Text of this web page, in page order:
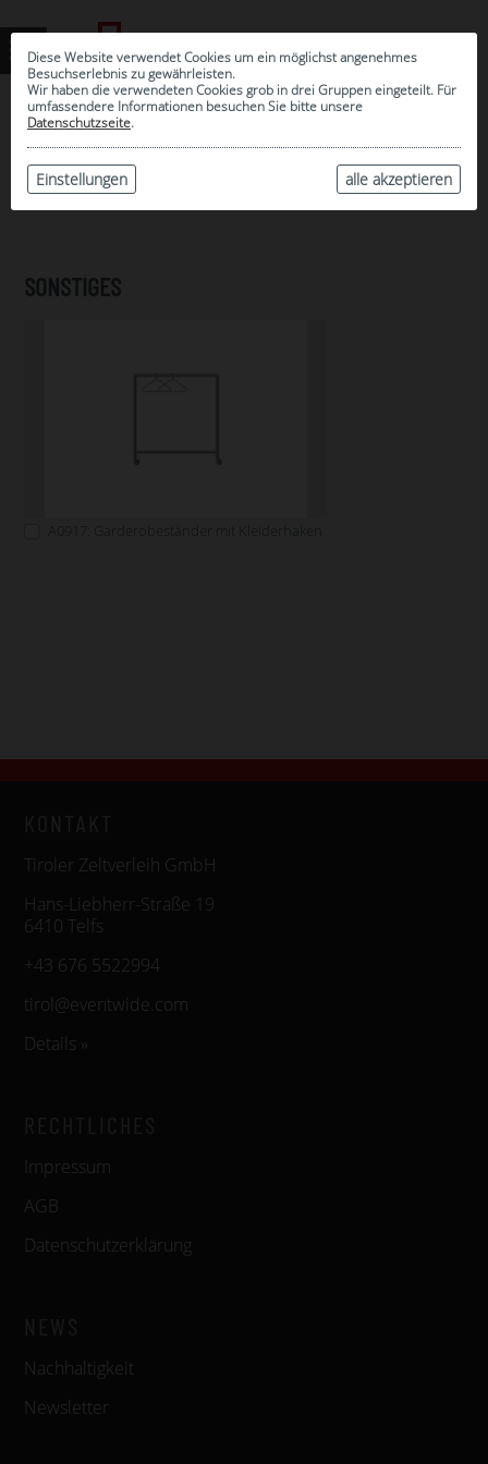
Diese Website verwendet Cookies um ein möglichst angenehmes
Besuchserlebnis zu gewährleisten.
Wir haben die verwendeten Cookies grob in drei Gruppen eingeteilt. Für
umfassendere Informationen besuchen Sie bitte unsere
Datenschutzseite.
alle akzeptieren
Einstellungen
ARCHIV
SONSTIGES
Tiroler Zeltverleih GmbH
Hans-Liebherr-Straße 19
6410 Telfs
+43 676 5522994
tirol@eventwide.com
Details »
Impressum
AGB
Datenschutzerklärung
Nachhaltigkeit
Newsletter